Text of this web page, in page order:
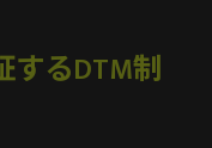
するDTM制